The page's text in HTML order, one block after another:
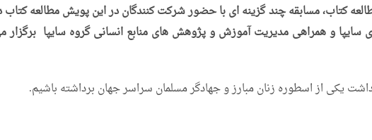
کتاب، مسابقه چند گزینه ای با حضور شرکت کنندگان در این پویش مطالعه کتاب
بسیج شهدای سایپا و همراهی مدیریت آموزش و پژوهش های منابع انسانی گروه سایپا برگزار
یکی از اسطوره زنان مبارز و جهادگر مسلمان سراسر جهان برداشته باشیم.